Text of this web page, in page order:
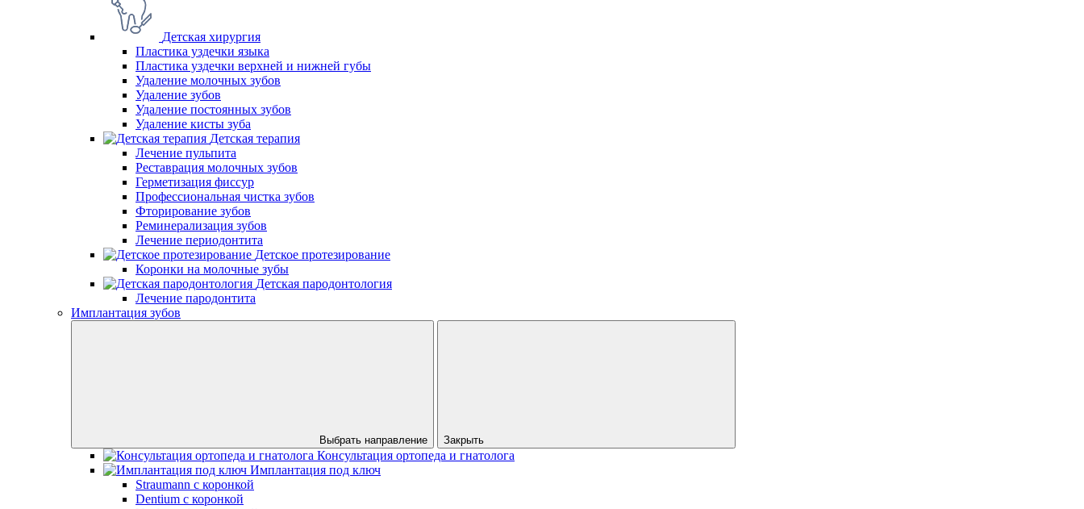
Детская хирургия
Пластика уздечки языка
Пластика уздечки верхней и нижней губы
Удаление молочных зубов
Удаление зубов
Удаление постоянных зубов
Удаление кисты зуба
Детская терапия
Лечение пульпита
Реставрация молочных зубов
Герметизация фиссур
Профессиональная чистка зубов
Фторирование зубов
Реминерализация зубов
Лечение периодонтита
Детское протезирование
Коронки на молочные зубы
Детская пародонтология
Лечение пародонтита
Имплантация зубов
Выбрать направление Закрыть
Консультация ортопеда и гнатолога
Имплантация под ключ
Straumann с коронкой
Dentium с коронкой